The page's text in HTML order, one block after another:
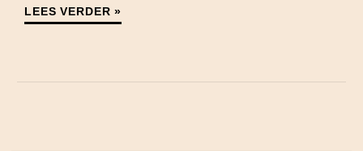
LEES VERDER »